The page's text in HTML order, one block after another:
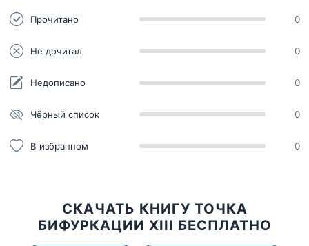
Прочитано 0
Не дочитал 0
Недописано 0
Чёрный список 0
В избранном 0
СКАЧАТЬ КНИГУ ТОЧКА
БИФУРКАЦИИ XIII БЕСПЛАТНО